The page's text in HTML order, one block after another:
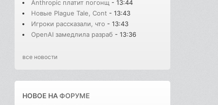
Anthropic платит погонщ - 13:44
Новые Plague Tale, Cont - 13:43
Игроки рассказали, что - 13:43
OpenAI замедлила разраб - 13:36
все новости
НОВОЕ НАФОРУМЕ